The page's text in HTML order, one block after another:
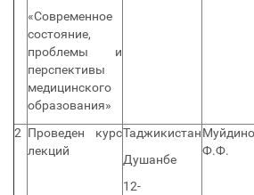
«Современное
состояние,
проблемы и
перспективы
медицинского
образования»
2 Проведен курс
лекций
Таджикистан
Душанбе
12-
Ф.Ф.